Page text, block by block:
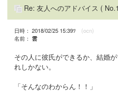
Re: 友人へのアドバイス (
日時： 2018/02/25 15:39ﾂ (ocn)
名前： 雲
その人に彼氏ができるか、結婚
れしかない。
「そんなのわからん！！」